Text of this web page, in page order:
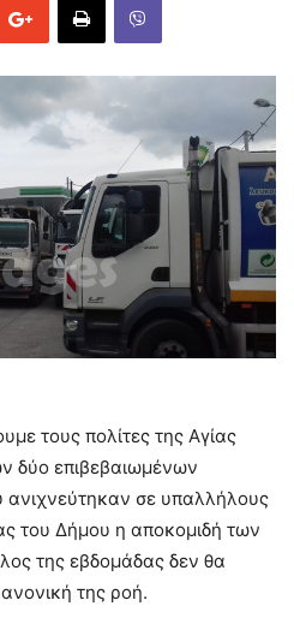
τους πολίτες της Αγίας
δύο επιβεβαιωμένων
σε υπαλλήλους
του Δήμου η αποκομιδή των
της εβδομάδας δεν θα
της ροή.